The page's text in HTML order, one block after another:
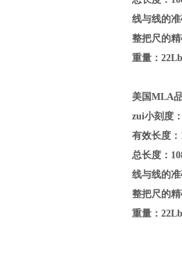
线与线的
整把尺的
重量：
美国MLA
zui小刻度
有效长度：
总长度：
线与线的
整把尺的
重量：